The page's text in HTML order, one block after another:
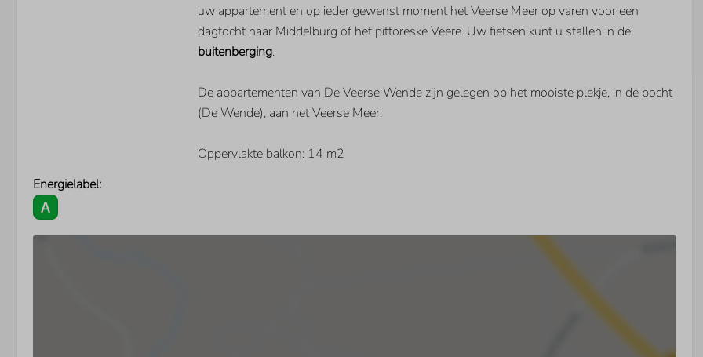
uw appartement en op ieder gewenst moment het Veerse Meer op varen voor een
dagtocht naar Middelburg of het pittoreske Veere. Uw fietsen kunt u stallen in de
buitenberging.
De appartementen van De Veerse Wende zijn gelegen op het mooiste plekje, in de bocht
(De Wende), aan het Veerse Meer.
Oppervlakte balkon: 14 m2
Energielabel: